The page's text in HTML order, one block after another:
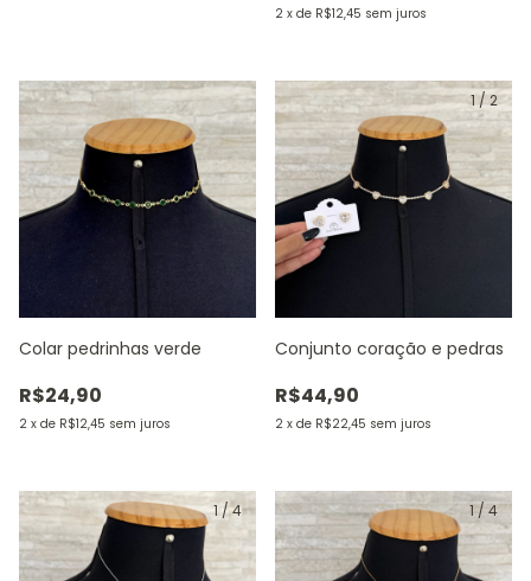
2 x de R$12,45 sem juros
Colar pedrinhas verde
R$24,90
2 x de R$12,45 sem juros
1/2
Conjunto coração e pedras
R$44,90
2 x de R$22,45 sem juros
1 /4 1/4